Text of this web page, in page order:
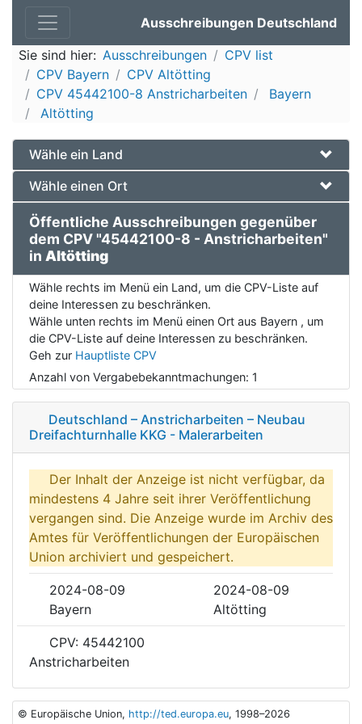
Ausschreibungen Deutschland
Sie sind hier: Ausschreibungen
CPV list
CPV Bayern
CPV Altötting
CPV 45442100-8 Anstricharbeiten
Bayern
Altötting
Wähle ein Land
Wähle einen Ort
Öffentliche Ausschreibungen gegenüber
dem CPV "45442100-8 - Anstricharbeiten"
in Altötting
Wähle rechts im Menü ein Land, um die CPV-Liste auf
deine Interessen zu beschränken.
Wähle unten rechts im Menü einen Ort aus Bayern , um
die CPV-Liste auf deine Interessen zu beschränken.
Geh zur Hauptliste CPV
Anzahl von Vergabebekanntmachungen: 1
Deutschland – Anstricharbeiten – Neubau
Dreifachturnhalle KKG - Malerarbeiten
Der Inhalt der Anzeige ist nicht verfügbar, da
mindestens 4 Jahre seit ihrer Veröffentlichung
vergangen sind. Die Anzeige wurde im Archiv des
Amtes für Veröffentlichungen der Europäischen
Union archiviert und gespeichert.
2024-08-09
2024-08-09
Bayern
Altötting
CPV: 45442100
Anstricharbeiten
© Europäische Union, http://ted.europa.eu, 1998–2026